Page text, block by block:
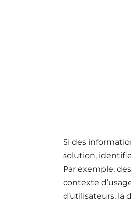
Si des
solution,
Par exemple,
contexte
d’utilisateurs, la